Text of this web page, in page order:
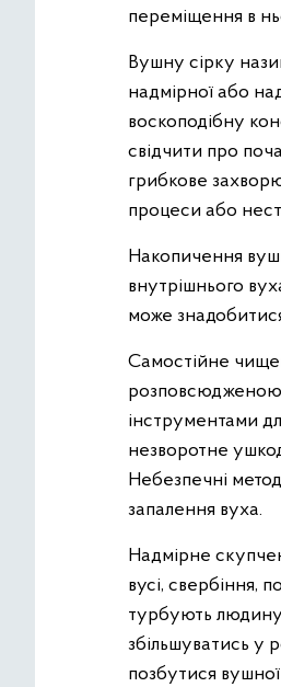
переміщення в
Вушну сірку
надмірної або
воскоподібну
свідчити про
грибкове
процеси або
Накопичення
внутрішнього
може
Самостійне
розповсюдженою
інструментами
незворотне
Небезпечні
запалення вуха.
Надмірне
вусі, свербіння,
турбують
збільшуватись у
позбутися